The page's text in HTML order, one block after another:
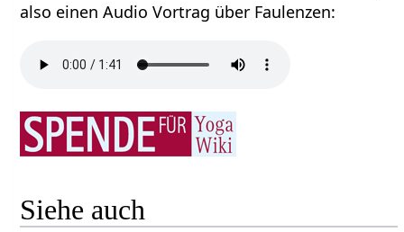
also einen Audio Vortrag über Faulenzen‏‎:
Siehe auch